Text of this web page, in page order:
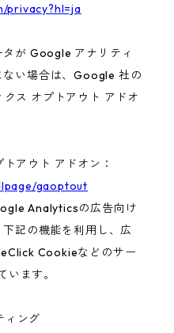
privacy?hl=ja
が Google アナリティ
ない場合は、Google 社の
ス オプトアウト アドオ
アウト アドオン：
gaoptout
Analyticsの広告向け
記の機能を利用し、広
Cookieなどのサー
います。
ィング